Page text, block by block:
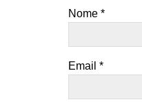
Nome *
Email *